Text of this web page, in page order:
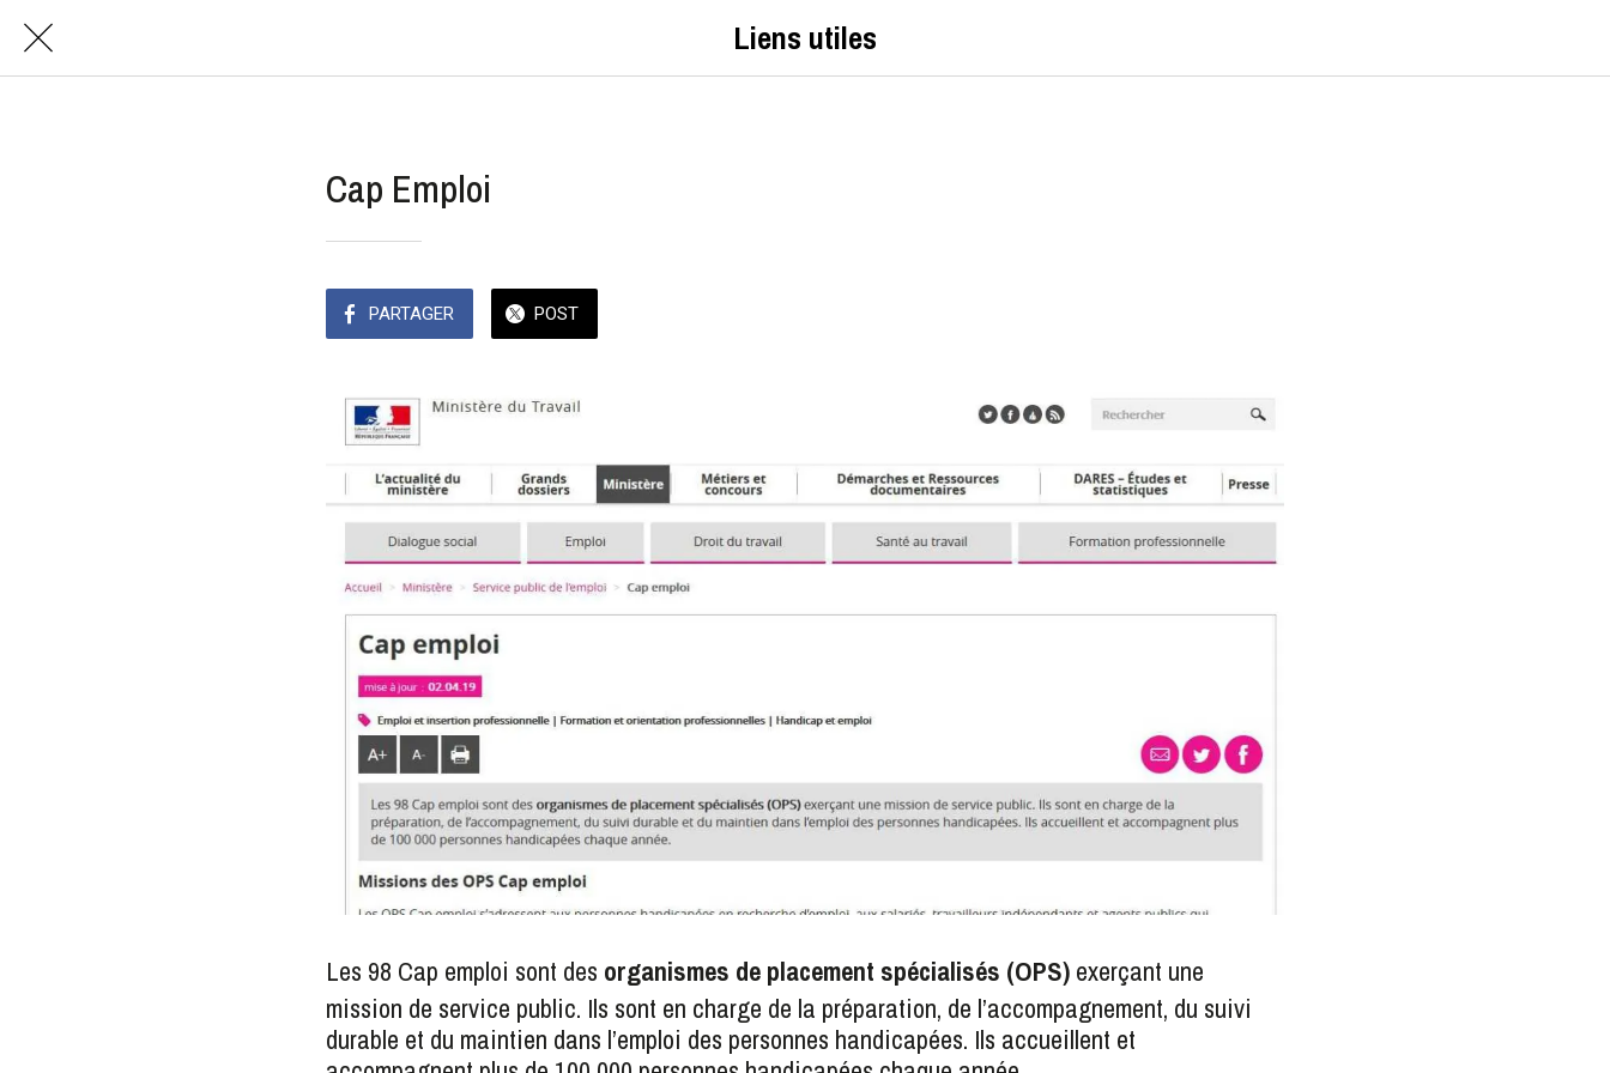
Liens utiles
Cap Emploi
PARTAGER POST
Les 98 Cap emploi sont des organismes de placement spécialisés (OPS) exerçant une
mission de service public. Ils sont en charge de la préparation, de l’accompagnement, du suivi
durable et du maintien dans l’emploi des personnes handicapées. Ils accueillent et